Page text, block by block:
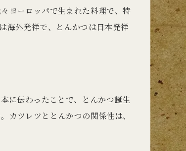
ヨーロッパで生まれた料理で、特
海外発祥で、とんかつは日本発祥
に伝わったことで、とんかつ誕生
カツレツととんかつの関係性は、